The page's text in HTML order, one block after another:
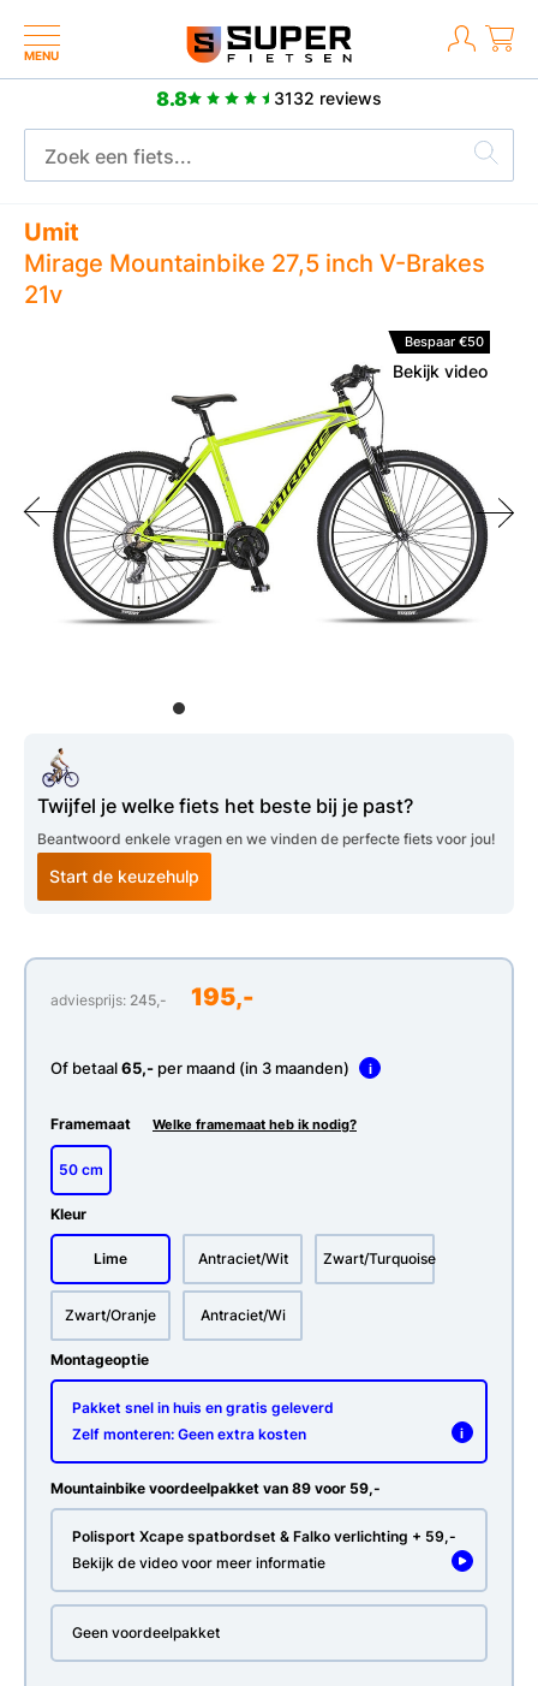
MENU
8.8 3132 reviews
8.8 3132 reviews
Umit
Mirage Mountainbike 27,5 inch V-Brakes
21v
Bekijk video
Bespaar €50
Twijfel je welke fiets het beste bij je past?
Beantwoord enkele vragen en we vinden de perfecte fiets voor jou!
Start de keuzehulp
adviesprijs: 245,- 195,-
Of betaal65,- per maand (in 3 maanden) i
Framemaat Welke framemaat heb ik nodig?
50 cm
Kleur
Lime Antraciet/Wit Zwart/Turquoise
Zwart/Oranje Antraciet/Wi
Montageoptie
Pakket snel in huis en gratis geleverd
Zelf monteren: Geen extra kosten
i
Mountainbike voordeelpakket van 89 voor 59,-
Polisport Xcape spatbordset & Falko verlichting + 59,-
Bekijk de video voor meer informatie
Geen voordeelpakket